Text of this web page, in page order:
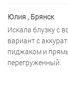
Юлия , Брянск
Искала блузку с
вариант с
пиджаком и
перегруженный.